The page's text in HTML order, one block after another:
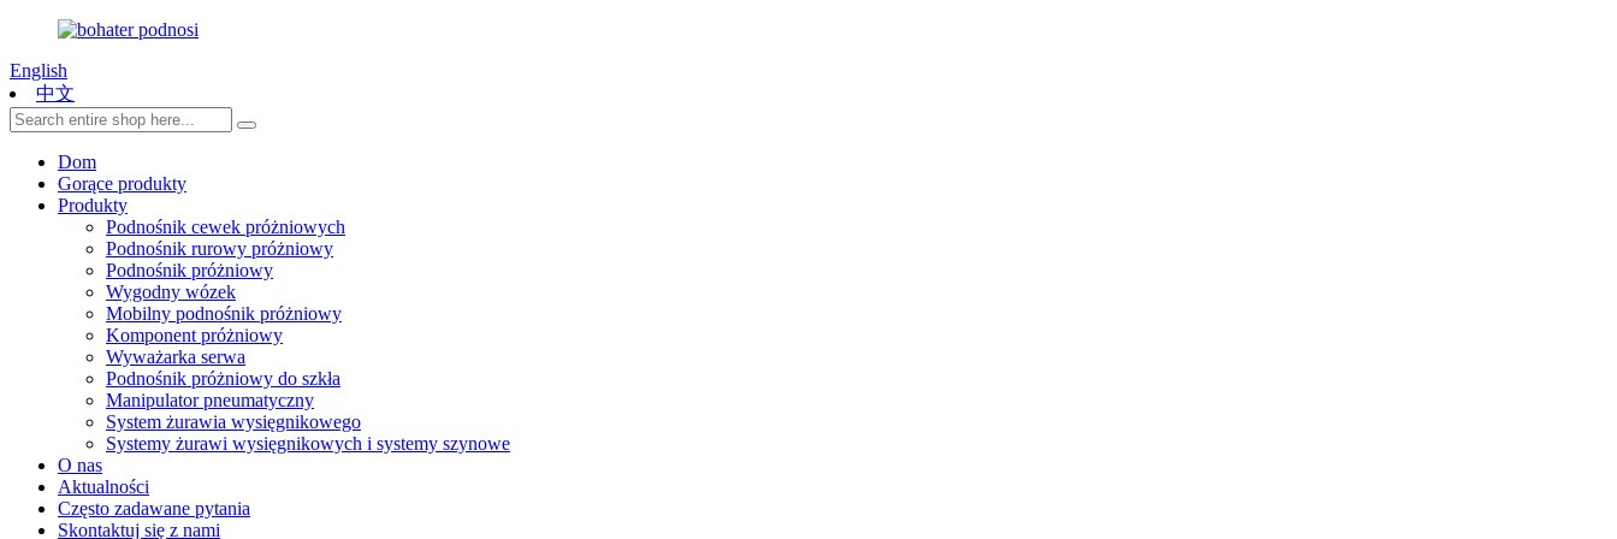
English
中文
Dom
Gorące produkty
Produkty
Podnośnik cewek próżniowych
Podnośnik rurowy próżniowy
Podnośnik próżniowy
Wygodny wózek
Mobilny podnośnik próżniowy
Komponent próżniowy
Wyważarka serwa
Podnośnik próżniowy do szkła
Manipulator pneumatyczny
System żurawia wysięgnikowego
Systemy żurawi wysięgnikowych i systemy szynowe
O nas
Aktualności
Często zadawane pytania
Skontaktuj się z nami